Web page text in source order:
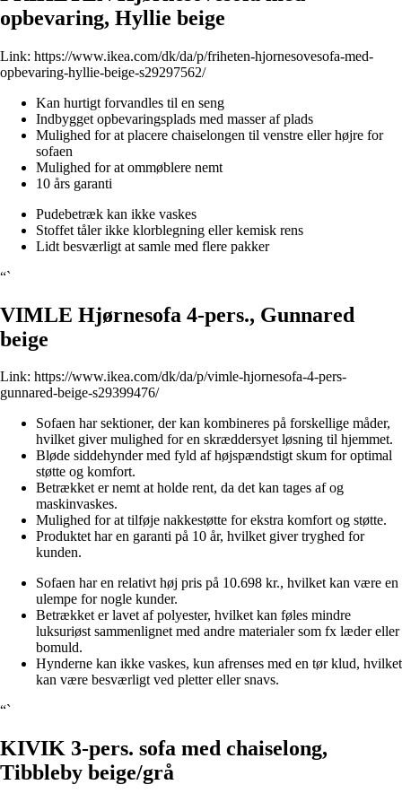
opbevaring, Hyllie beige
Link: https://www.ikea.com/dk/da/p/friheten-hjornesovesofa-med-
opbevaring-hyllie-beige-s29297562/
Kan hurtigt forvandles til en seng
Indbygget opbevaringsplads med masser af plads
Mulighed for at placere chaiselongen til venstre eller højre for
sofaen
Mulighed for at ommøblere nemt
10 års garanti
Pudebetræk kan ikke vaskes
Stoffet tåler ikke klorblegning eller kemisk rens
Lidt besværligt at samle med flere pakker
“`
VIMLE Hjørnesofa 4-pers., Gunnared
beige
Link: https://www.ikea.com/dk/da/p/vimle-hjornesofa-4-pers-
gunnared-beige-s29399476/
Sofaen har sektioner, der kan kombineres på forskellige måder,
hvilket giver mulighed for en skræddersyet løsning til hjemmet.
Bløde siddehynder med fyld af højspændstigt skum for optimal
støtte og komfort.
Betrækket er nemt at holde rent, da det kan tages af og
maskinvaskes.
Mulighed for at tilføje nakkestøtte for ekstra komfort og støtte.
Produktet har en garanti på 10 år, hvilket giver tryghed for
kunden.
Sofaen har en relativt høj pris på 10.698 kr., hvilket kan være en
ulempe for nogle kunder.
Betrækket er lavet af polyester, hvilket kan føles mindre
luksuriøst sammenlignet med andre materialer som fx læder eller
bomuld.
Hynderne kan ikke vaskes, kun afrenses med en tør klud, hvilket
kan være besværligt ved pletter eller snavs.
“`
KIVIK 3-pers. sofa med chaiselong,
Tibbleby beige/grå